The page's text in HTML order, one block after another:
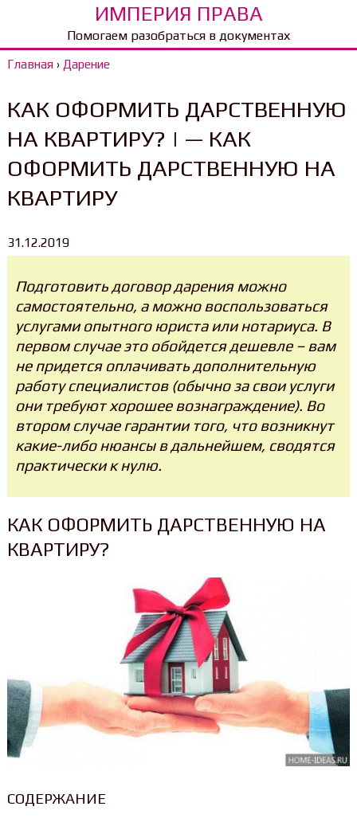
ИМПЕРИЯ ПРАВА
Помогаем разобраться в документах
Главная› Дарение
КАК ОФОРМИТЬ ДАРСТВЕННУЮ
НА КВАРТИРУ? | — КАК
ОФОРМИТЬ ДАРСТВЕННУЮ НА
КВАРТИРУ
31.12.2019
Подготовить договор дарения можно
самостоятельно, а можно воспользоваться
услугами опытного юриста или нотариуса. В
первом случае это обойдется дешевле – вам
не придется оплачивать дополнительную
работу специалистов (обычно за свои услуги
они требуют хорошее вознаграждение). Во
втором случае гарантии того, что возникнут
какие-либо нюансы в дальнейшем, сводятся
практически к нулю.
КАК ОФОРМИТЬ ДАРСТВЕННУЮ НА
КВАРТИРУ?
CОДЕРЖАНИЕ